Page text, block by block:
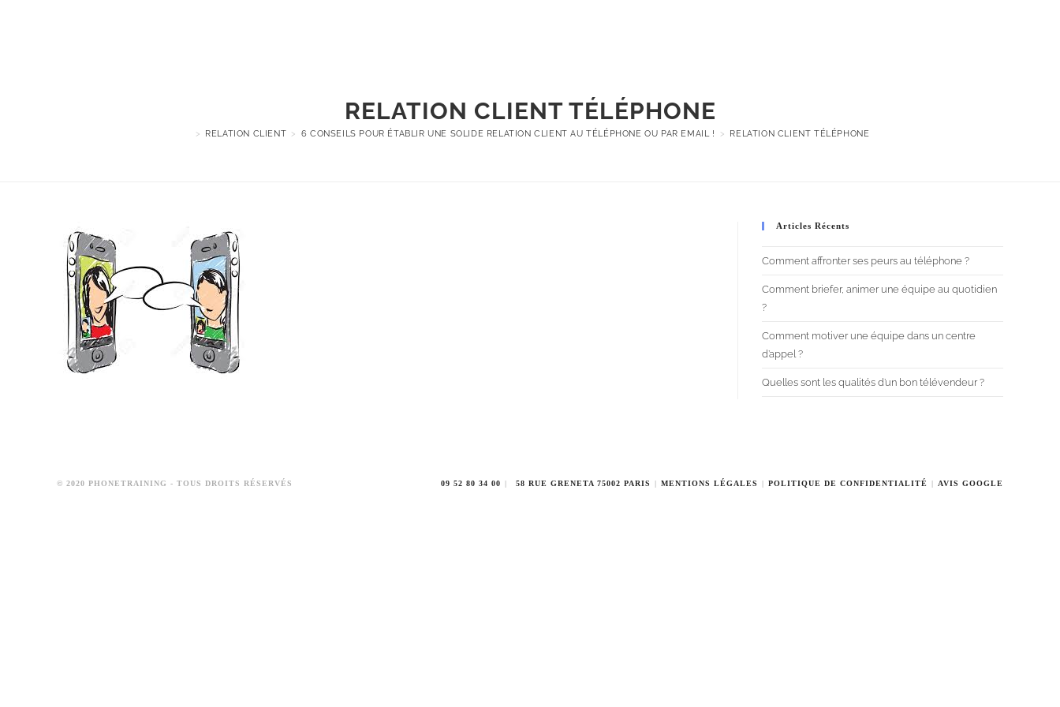
RELATION CLIENT TÉLÉPHONE
> RELATION CLIENT > 6 CONSEILS POUR ÉTABLIR UNE SOLIDE RELATION CLIENT AU TÉLÉPHONE OU PAR EMAIL ! > RELATION CLIENT TÉLÉPHONE
Articles Récents
Comment affronter ses peurs au téléphone ?
Comment briefer, animer une équipe au quotidien
?
Comment motiver une équipe dans un centre
d’appel ?
Quelles sont les qualités d’un bon télévendeur ?
09 52 80 34 00 58 RUE GRENETA 75002 PARIS MENTIONS LÉGALES POLITIQUE DE CONFIDENTIALITÉ AVIS GOOGLE
© 2020 PHONETRAINING - TOUS DROITS RÉSERVÉS